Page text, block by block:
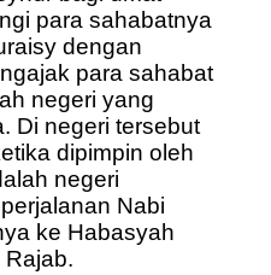
para sahabatnya
dengan
para sahabat
negeri yang
Di negeri tersebut
dipimpin oleh
negeri
Nabi
ke Habasyah